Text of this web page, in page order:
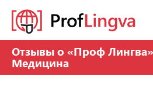
Отзывы о «Проф Лингва» в сфере:
Медицина